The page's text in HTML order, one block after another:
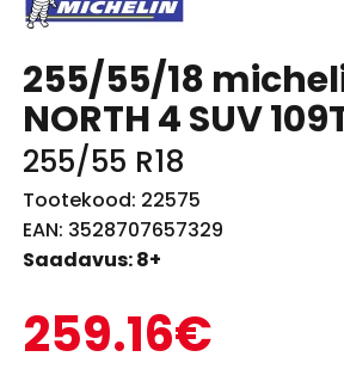
255/55/18
NORTH 4 SUV
255/55 R18
Tootekood: 22575
EAN: 3528707657329
Saadavus: 8+
259.16€